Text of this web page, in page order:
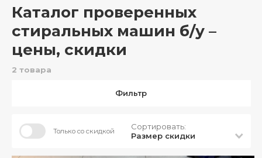
Каталог проверенных
стиральных машин б/у –
цены, скидки
2 товара
Фильтр
Только со скидкой
Сортировать:
Размер скидки